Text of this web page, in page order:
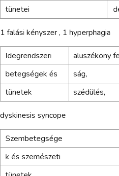
tünetei
1 falási kényszer , 1 hyperphagia
Idegrendszeri aluszékony
betegségek és
ság,
tünetek
szédülés,
dyskinesis syncope
Szembetegsége
k és szemészeti